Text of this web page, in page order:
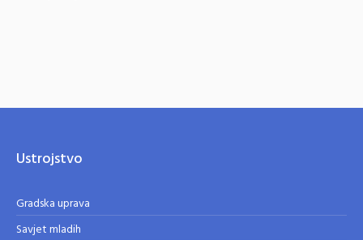
Ustrojstvo
Gradska uprava
Savjet mladih